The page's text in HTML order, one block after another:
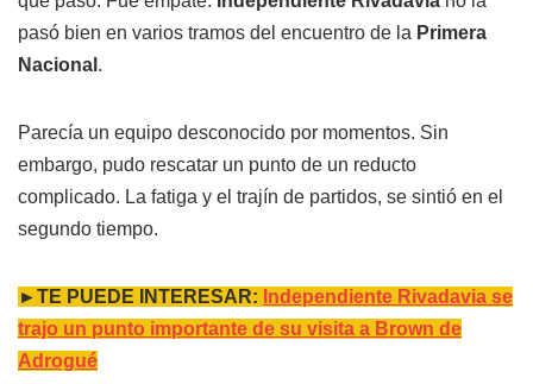
pasó bien en varios tramos del encuentro de la Primera
Nacional .
Parecía un equipo desconocido por momentos. Sin
embargo, pudo rescatar un punto de un reducto
complicado. La fatiga y el trajín de partidos, se sintió en el
segundo tiempo.
►TE PUEDE INTERESAR: Independiente Rivadavia se
trajo un punto importante de su visita a Brown de
Adrogué